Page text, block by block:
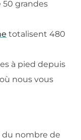
50 grandes
totalisent 480
à pied depuis
nous vous
du nombre de